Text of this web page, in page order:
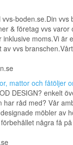
vvs-boden.se.Din vvs
& företag vvs varor
moms.Vi är
av vvs
mattor och fåtöljer
DESIGN? enkelt
har råd med? Vår
möbler av
några få